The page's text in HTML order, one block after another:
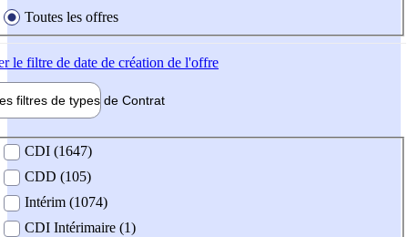
Toutes les offres
le filtre de date de création de l'offre
filtres de types de Contrat
contrat
CDI (1647)
CDD (105)
Intérim (1074)
CDI Intérimaire (1)